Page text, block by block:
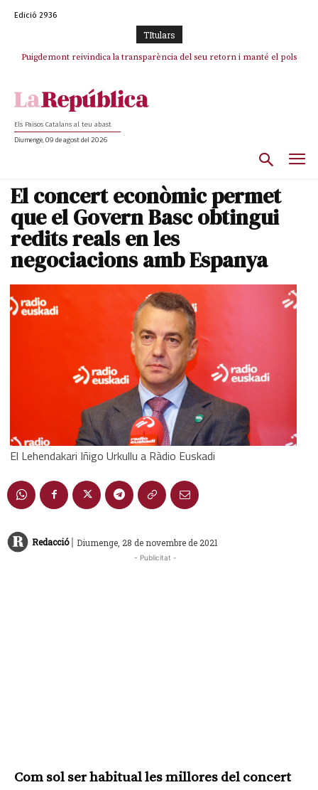
Edició 2936
TItulars
Puigdemont reivindica la transparència del seu retorn i manté el pols
Portugal acusa Espanya de provocar un “efecte crida” massiu per la seva
Els Països Catalans al teu abast
Diumenge, 09 de agost del 2026
El concert econòmic permet
que el Govern Basc obtingui
redits reals en les
negociacions amb Espanya
El Lehendakari Iñigo Urkullu a Ràdio Euskadi
Redacció | Diumenge, 28 de novembre de 2021
- Publicitat -
Com sol ser habitual les millores del concert